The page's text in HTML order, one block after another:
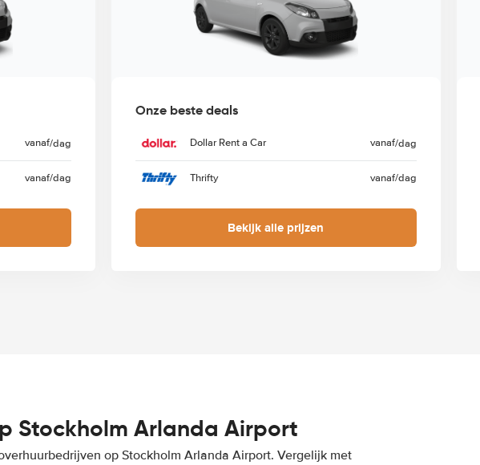
vanaf/dag
vanaf/dag
Onze beste deals
Dollar Rent a Car vanaf/dag
Thrifty vanaf/dag
Bekijk alle prijzen
Stockholm Arlanda Airport
op Stockholm Arlanda Airport. Vergelijk met